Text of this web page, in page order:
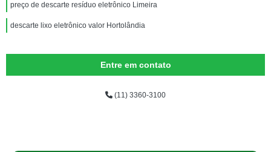
preço de descarte resíduo eletrônico Limeira
descarte lixo eletrônico valor Hortolândia
Entre em contato
(11) 3360-3100